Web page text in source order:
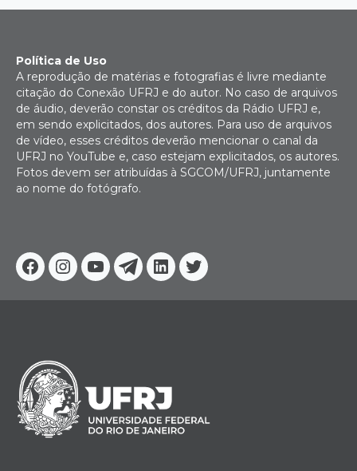
Facebook
Instagram
YoutubeTelegram
Linkedin
Twitter
Política de Uso
A reprodução de matérias e fotografias é livre mediante
citação do Conexão UFRJ e do autor. No caso de arquivos
de áudio, deverão constar os créditos da Rádio UFRJ e,
em sendo explicitados, dos autores. Para uso de arquivos
de vídeo, esses créditos deverão mencionar o canal da
UFRJ no YouTube e, caso estejam explicitados, os autores.
Fotos devem ser atribuídas à SGCOM/UFRJ, juntamente
ao nome do fotógrafo.